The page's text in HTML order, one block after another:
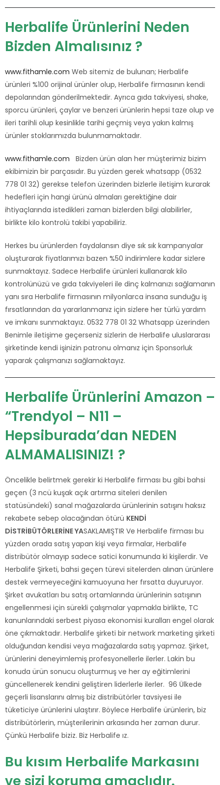
Herbalife Ürünlerini Neden
Bizden Almalısınız ?
www.fithamle.com Web sitemiz de bulunan; Herbalife
ürünleri %100 orijinal ürünler olup, Herbalife firmasının kendi
depolarından gönderilmektedir. Ayrıca gıda takviyesi, shake,
sporcu ürünleri, çaylar ve benzeri ürünlerin hepsi taze olup ve
ileri tarihli olup kesinlikle tarihi geçmiş veya yakın kalmış
ürünler stoklarımızda bulunmamaktadır.
www.fithamle.com
Bizden ürün alan her müşterimiz bizim
ekibimizin bir parçasıdır. Bu yüzden gerek whatsapp (0532
778 01 32) gerekse telefon üzerinden bizlerle iletişim kurarak
hedefleri için hangi ürünü almaları gerektiğine dair
ihtiyaçlarında istedikleri zaman bizlerden bilgi alabilirler,
birlikte kilo kontrolü takibi yapabiliriz.
Herkes bu ürünlerden faydalansın diye sık sık kampanyalar
oluşturarak fiyatlarımızı bazen %50 indirimlere kadar sizlere
sunmaktayız. Sadece Herbalife ürünleri kullanarak kilo
kontrolünüzü ve gıda takviyeleri ile dinç kalmanızı sağlamanın
yanı sıra Herbalife firmasının milyonlarca insana sunduğu iş
fırsatlarından da yararlanmanız için sizlere her türlü yardım
ve imkanı sunmaktayız. 0532 778 01 32 Whatsapp üzerinden
Benimle iletişime geçerseniz sizlerin de Herbalife uluslararası
şirketinde kendi işinizin patronu olmanız için Sponsorluk
yaparak çalışmanızı sağlamaktayız.
Herbalife Ürünlerini Amazon –
“Trendyol – N11 –
Hepsiburada’dan NEDEN
ALMAMALISINIZ! ?
Öncelikle belirtmek gerekir ki Herbalife firması bu gibi bahsi
geçen (3 ncü kuşak açık artırma siteleri denilen
statüsündeki) sanal mağazalarda ürünlerinin satışını haksız
rekabete sebep olacağından ötürü KENDİ
DİSTRİBÜTÖRLERİNE YASAKLAMIŞTIR Ve Herbalife firması bu
yüzden orada satış yapan kişi veya firmalar, Herbalife
distribütör olmayıp sadece satici konumunda ki kişilerdir. Ve
Herbalife Şirketi, bahsi geçen türevi sitelerden alınan ürünlere
destek vermeyeceğini kamuoyuna her fırsatta duyuruyor.
Şirket avukatları bu satış ortamlarında ürünlerinin satışının
engellenmesi için sürekli çalışmalar yapmakla birlikte, TC
kanunlarındaki serbest piyasa ekonomisi kuralları engel olarak
öne çıkmaktadır. Herbalife şirketi bir network marketing şirketi
olduğundan kendisi veya mağazalarda satış yapmaz. Şirket,
ürünlerini deneyimlemiş profesyonellerle ilerler. Lakin bu
konuda ürün sonucu oluşturmuş ve her ay eğitimlerini
güncellenerek kendini geliştiren liderlerle ilerler. 96 Ülkede
geçerli lisanslarını almış biz distribütörler tavsiyesi ile
tüketiciye ürünlerini ulaştırır. Böylece Herbalife ürünlerin, biz
distribütörlerin, müşterilerinin arkasında her zaman durur.
Çünkü Herbalife biziz. Biz Herbalife ız.
Bu kısım Herbalife Markasını
ve sizi koruma amaçlıdır.